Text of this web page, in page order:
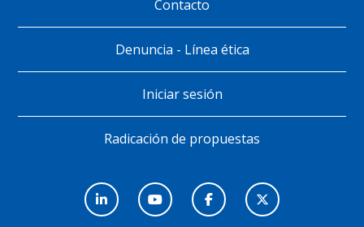
Contacto
Denuncia - Línea ética
Iniciar sesión
Radicación de propuestas